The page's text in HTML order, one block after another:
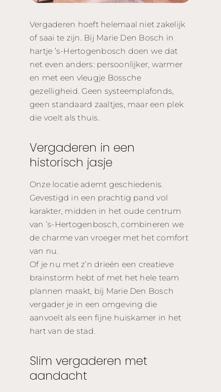
Contact
Vergaderen hoeft helemaal niet zakelijk
of saai te zijn. Bij Marie Den Bosch in
hartje ’s-Hertogenbosch doen we dat
net even anders: persoonlijker, warmer
en met een vleugje Bossche
gezelligheid. Geen systeemplafonds,
geen standaard zaaltjes, maar een plek
die voelt als thuis.
Vergaderen in een
historisch jasje
Onze locatie ademt geschiedenis.
Gevestigd in een prachtig pand vol
karakter, midden in het oude centrum
van ’s-Hertogenbosch, combineren we
de charme van vroeger met het comfort
van nu.
Of je nu met z’n drieën een creatieve
brainstorm hebt of met het hele team
plannen maakt, bij Marie Den Bosch
vergader je in een omgeving die
aanvoelt als een fijne huiskamer in het
hart van de stad.
Slim vergaderen met
aandacht